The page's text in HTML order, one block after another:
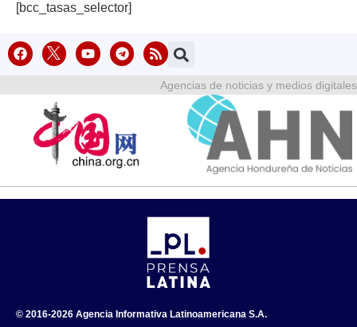
[bcc_tasas_selector]
Agencias de noticias y medios digitales
© 2016-2026 Agencia Informativa Latinoamericana S.A.